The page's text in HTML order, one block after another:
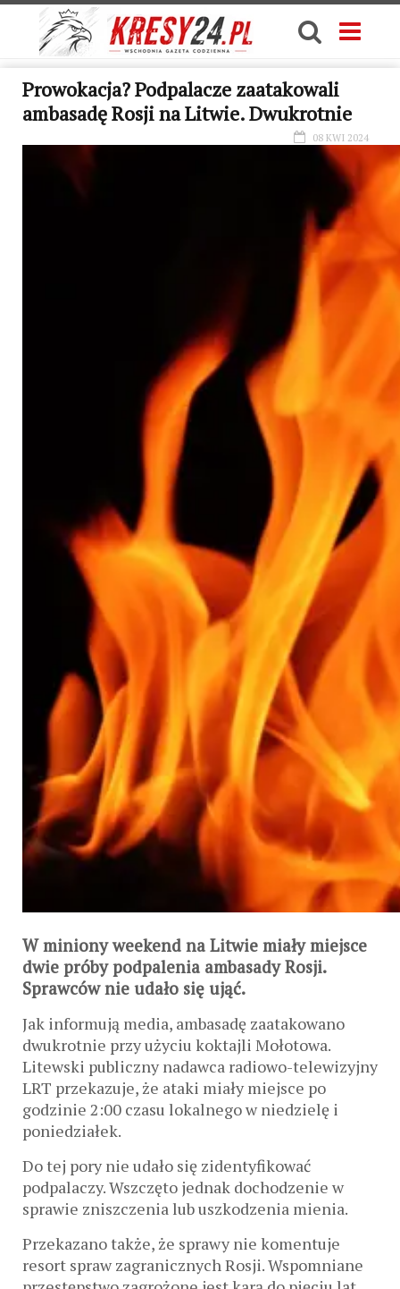
Prowokacja? Podpalacze zaatakowali
ambasadę Rosji na Litwie. Dwukrotnie
08 KWI 2024
W miniony weekend na Litwie miały miejsce
dwie próby podpalenia ambasady Rosji.
Sprawców nie udało się ująć.
Jak informują media, ambasadę zaatakowano
dwukrotnie przy użyciu koktajli Mołotowa.
Litewski publiczny nadawca radiowo-telewizyjny
LRT przekazuje, że ataki miały miejsce po
godzinie 2:00 czasu lokalnego w niedzielę i
poniedziałek.
Do tej pory nie udało się zidentyfikować
podpalaczy. Wszczęto jednak dochodzenie w
sprawie zniszczenia lub uszkodzenia mienia.
Przekazano także, że sprawy nie komentuje
resort spraw zagranicznych Rosji. Wspomniane